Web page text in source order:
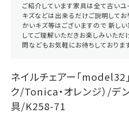
ご紹介しています家具は全て古いユ
キズなどは出来るだけご説明して
かいキズ等はございますので 新し
してご理解いただきお楽しみいただ
問などもお気軽にお待ちしております
ネイルチェアー「model32
ク/Tonica・オレンジ）/デ
具/K258-71